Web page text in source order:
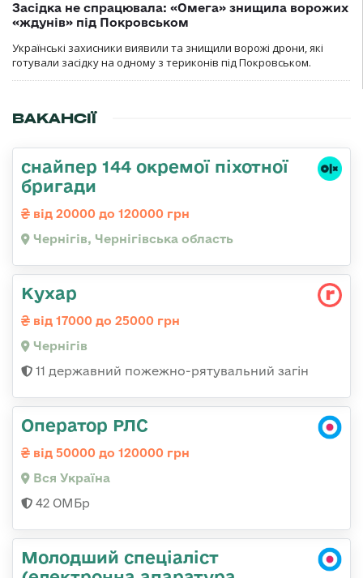
Засідка не спрацювала: «Омега» знищила ворожих
«ждунів» під Покровськом
Українські захисники виявили та знищили ворожі дрони, які
готували засідку на одному з териконів під Покровськом.
ВАКАНСІЇ
снайпер 144 окремої піхотної
бригади
від 20000 до 120000 грн
Чернігів, Чернігівська область
Кухар
від 17000 до 25000 грн
Чернігів
11 державний пожежно-рятувальний загін
Оператор РЛС
від 50000 до 120000 грн
Вся Україна
42 ОМБр
Молодший спеціаліст